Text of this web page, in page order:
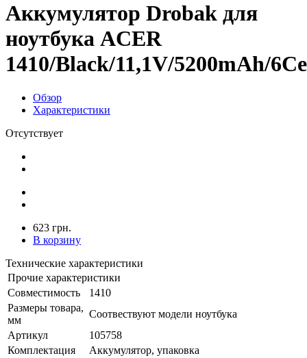
Аккумулятор Drobak для
ноутбука ACER
1410/Black/11,1V/5200mAh/
Обзор
Характеристики
Отсутствует
623 грн.
В корзину
Технические характеристики
Прочие характеристики
Совместимость
1410
Размеры товара,
мм
Соотвествуют модели ноутбука
Артикул
105758
Комплектация
Аккумулятор, упаковка